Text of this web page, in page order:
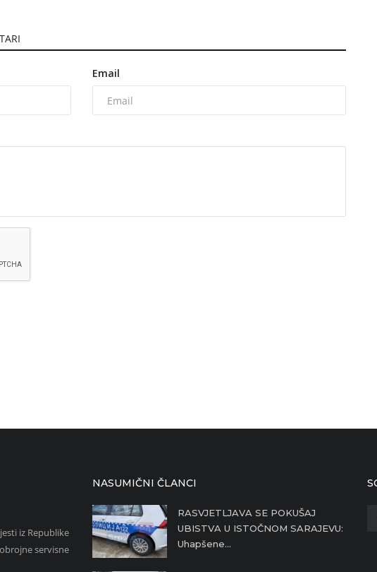
Email
iz Republike
servisne
NASUMIČNI ČLANCI
RASVJETLJAVA SE POKUŠAJ
UBISTVA U ISTOČNOM SARAJEVU:
Uhapšene...